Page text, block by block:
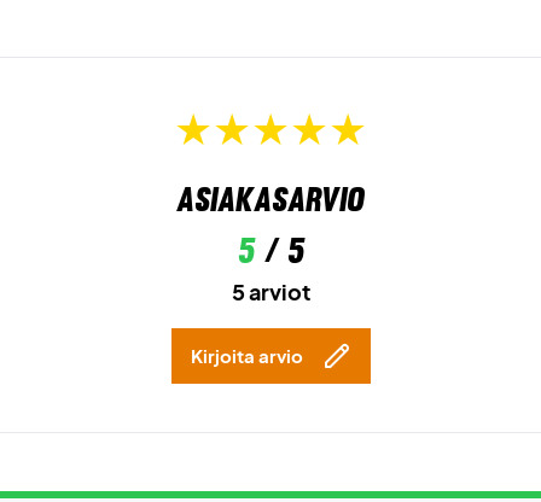
Asiakasarvio
5/ 5
5 arviot
Kirjoita arvio